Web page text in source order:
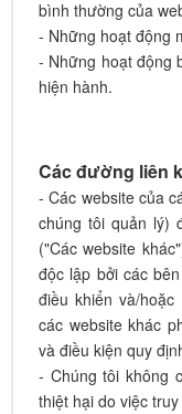
bình thường của
- Những hoạt động
- Những hoạt động
hiện hành.
Các đường liên
- Các website của
chúng tôi quản lý)
("Các website
độc lập bởi các
điều khiển và/
các website khác
và điều kiện quy
- Chúng tôi không
thiệt hại do việc